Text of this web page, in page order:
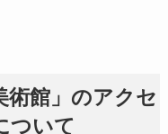
術館」のアクセ
ついて